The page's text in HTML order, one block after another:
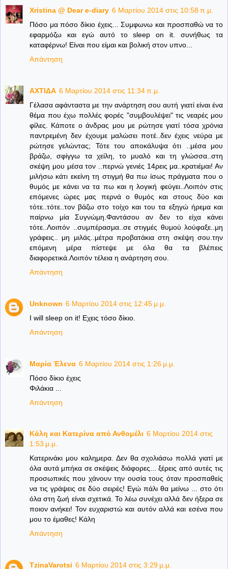
Xristina @ Dear e-diary 6 Μαρτίου 2014 στις 10:58 π.μ.
Πόσο μα πόσο δίκιο έχεις... Συμφωνω και προσπαθώ να το
εφαρμόζω και εγώ αυτό το sleep on it. συνήθως τα
καταφέρνω! Είναι που είμαι και βολική στον υπνο...
Απάντηση
ΑΧΤΙΔΑ 6 Μαρτίου 2014 στις 11:34 π.μ.
Γέλασα αφάνταστα με την ανάρτηση σου αυτή γιατί είναι ένα
θέμα που έχω πολλές φορές "συμβουλέψει" τις νεαρές μου
φίλες. Κάποτε ο άνδρας μου με ρώτησε γιατί τόσα χρόνια
παντρεμένη δεν έχουμε μαλώσει ποτέ..δεν έχεις νεύρα με
ρώτησε γελώντας; Τότε του αποκάλυψα ότι ..μέσα μου
βράζω, σφίγγω τα χείλη, το μυαλό και τη γλώσσα..στη
σκέψη μου μέσα τον ..περνώ γενιές 14ρεις μα..κρατιέμαι! Αν
μιλήσω κάτι εκείνη τη στιγμή θα πω ίσως πράγματα που ο
θυμός με κάνει να τα πω και η λογική φεύγει..Λοιπόν στις
επόμενες ώρες μας περνά ο θυμός και στους δύο και
τότε..τότε..τον βάζω στο τοίχο και του τα εξηγώ ήρεμα και
παίρνω μία Συγνώμη.Φαντάσου αν δεν το είχα κάνει
τότε..Λοιπόν ..συμπέρασμα..σε στιγμές θυμού λούφαξε..μη
γράφεις.. μη μιλάς..μέτρα προβατάκια στη σκέψη σου.την
επόμενη μέρα πίστεψε με όλα θα τα βλέπεις
διαφορετικά.Λοιπόν τέλεια η ανάρτηση σου.
Απάντηση
Unknown 6 Μαρτίου 2014 στις 12:45 μ.μ.
I will sleep on it! Εχεις τόσο δίκιο.
Απάντηση
Μαρία Έλενα 6 Μαρτίου 2014 στις 1:26 μ.μ.
Πόσο δίκιο έχεις
Φιλάκια ...
Απάντηση
Κάλη και Κατερίνα από Ανθομέλι 6 Μαρτίου 2014 στις
1:53 μ.μ.
Κατερινάκι μου καλημερα. Δεν θα σχολιάσω πολλά γιατί με
όλα αυτά μπήκα σε σκέψεις διάφορες... ξέρεις από αυτές τις
προσωπικές που χάνουν την ουσία τους όταν προσπαθείς
να τις γράψεις σε δύο σειρές! Εγώ πάλι θα μείνω ... στο ότι
όλα στη ζωή είναι σχετικά. Το λέω συνέχει αλλά δεν ήξερα σε
ποιον ανήκει! Τον ευχαριστώ και αυτόν αλλά και εσένα που
μου το έμαθες! Κάλη
Απάντηση
TzinaVarotsi 6 Μαρτίου 2014 στις 3:29 μ.μ.